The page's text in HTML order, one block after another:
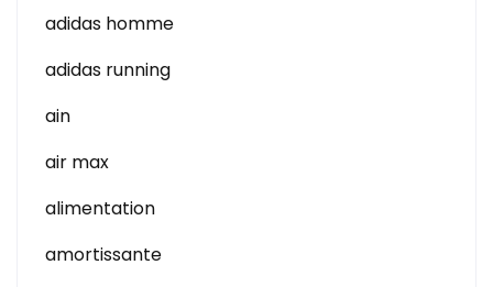
adidas homme
adidas running
ain
air max
alimentation
amortissante